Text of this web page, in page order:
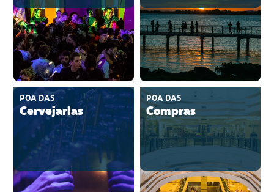
POA DAS
Cervejarias
POA DAS
Compras